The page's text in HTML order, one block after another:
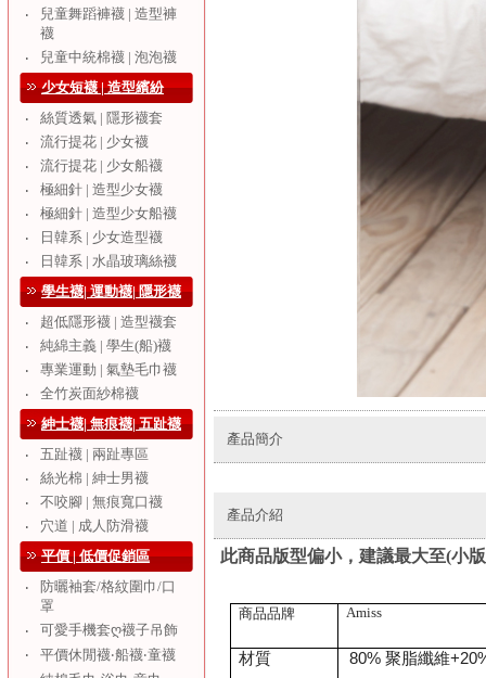
‧
兒童舞蹈褲襪 | 造型褲
襪
‧
兒童中統棉襪 | 泡泡襪
少女短襪 | 造型繽紛
‧
絲質透氣 | 隱形襪套
‧
流行提花 | 少女襪
‧
流行提花 | 少女船襪
‧
極細針 | 造型少女襪
‧
極細針 | 造型少女船襪
‧
日韓系 | 少女造型襪
‧
日韓系 | 水晶玻璃絲襪
學生襪| 運動襪| 隱形襪
‧
超低隱形襪 | 造型襪套
‧
純綿主義 | 學生(船)襪
‧
專業運動 | 氣墊毛巾襪
‧
全竹炭面紗棉襪
紳士襪| 無痕襪| 五趾襪
‧
五趾襪 | 兩趾專區
‧
絲光棉 | 紳士男襪
‧
不咬腳 | 無痕寬口襪
‧
穴道 | 成人防滑襪
平價 | 低價促銷區
‧
防曬袖套/格紋圍巾/口
罩
‧
可愛手機套ღ襪子吊飾
‧
平價休閒襪‧船襪‧童襪
產品簡介
產品介紹
此商品版型偏小，建議最大至(小
商品品牌 Amiss
材質 80%聚脂纖維